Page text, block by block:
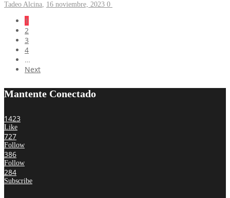
Tadeo Alcina, 16 noviembre, 2023 0
1
2
3
4
…
Next
Mantente Conectado
1423
Like
727
Follow
386
Follow
284
Subscribe